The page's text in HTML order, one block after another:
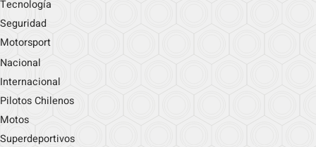
Tecnología
Seguridad
Motorsport
Nacional
Internacional
Pilotos Chilenos
Motos
Superdeportivos